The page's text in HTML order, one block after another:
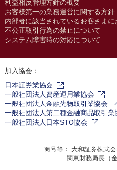
利益相反管理方針の概要
お客様第一の業務運営に関する方針
内部者に該当されているお客さま
不公正取引行為の禁止について
システム障害時の対応について
加入協会：
日本証券業協会
一般社団法人資産運用業協会
一般社団法人金融先物取引業協会
一般社団法人第二種金融商品取引業
一般社団法人日本STO協会
商号等： 大和証券株式
関東財務局長（